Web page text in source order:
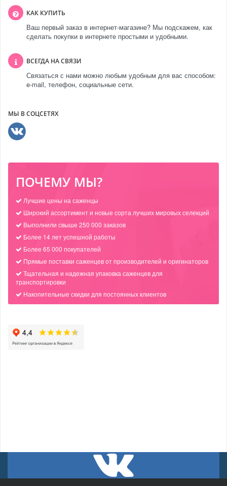
КАК КУПИТЬ
Ваш первый заказ в интернет-магазине? Мы подскажем, как
сделать покупки в интернете простыми и удобными.
ВСЕГДА НА СВЯЗИ
Связаться с нами можно любым удобным для вас способом:
e-mail, телефон, социальные сети.
МЫ В СОЦСЕТЯХ
ПОЧЕМУ МЫ?
Лучшие цены на саженцы
Широкий ассортимент и новые сорта лучших мировых селекций
Выполнили свыше 250 000 заказов
Более 14 лет успешной работы
Более 65 000 покупателей
Прямые поставки саженцев от производителей и оригинаторов
Тщательная и надежная упаковка саженцев для
транспортировки
Накопительные скидки для постоянных клиентов